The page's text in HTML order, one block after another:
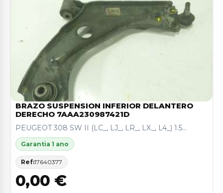
BRAZO SUSPENSION INFERIOR DELANTERO
DERECHO 7AAA230987421D
PEUGEOT 308 SW II (LC_, LJ_, LR_, LX_, L4_) 1.5...
Garantia 1 ano
Ref:17640377
0,00 €